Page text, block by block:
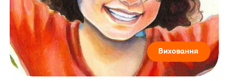
Виховання